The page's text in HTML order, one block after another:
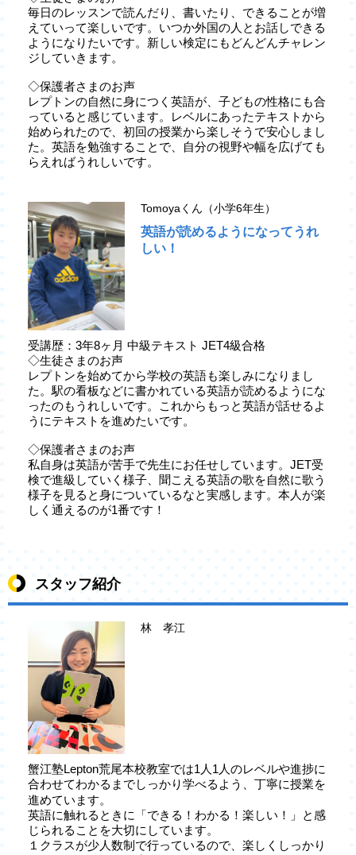
毎日のレッスンで読んだり、書いたり、できることが増
えていって楽しいです。いつか外国の人とお話しできる
ようになりたいです。新しい検定にもどんどんチャレン
ジしていきます。
◇保護者さまのお声
レプトンの自然に身につく英語が、子どもの性格にも合
っていると感じています。レベルにあったテキストから
始められたので、初回の授業から楽しそうで安心しまし
た。英語を勉強することで、自分の視野や幅を広げても
らえればうれしいです。
Tomoyaくん（小学6年生）
英語が読めるようになってうれ
しい！
受講歴：3年8ヶ月 中級テキスト JET4級合格
◇生徒さまのお声
レプトンを始めてから学校の英語も楽しみになりまし
た。駅の看板などに書かれている英語が読めるようにな
ったのもうれしいです。これからもっと英語が話せるよ
うにテキストを進めたいです。
◇保護者さまのお声
私自身は英語が苦手で先生にお任せしています。JET受
検で進級していく様子、聞こえる英語の歌を自然に歌う
様子を見ると身についているなと実感します。本人が楽
しく通えるのが1番です！
スタッフ紹介
林 孝江
蟹江塾Lepton荒尾本校教室では1人1人のレベルや進捗に
合わせてわかるまでしっかり学べるよう、丁寧に授業を
進めています。
英語に触れるときに「できる！わかる！楽しい！」と感
じられることを大切にしています。
１クラスが少人数制で行っているので、楽しくしっかり